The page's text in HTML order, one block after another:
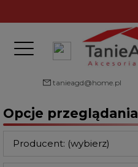
tanieagd@home.pl
Opcje przeglądania
Producent: (wybierz)